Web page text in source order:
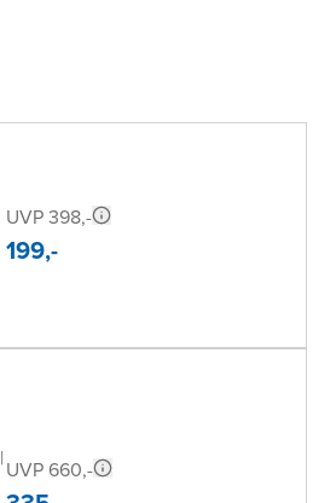
UVP 398,-
199,-
|UVP 660,-